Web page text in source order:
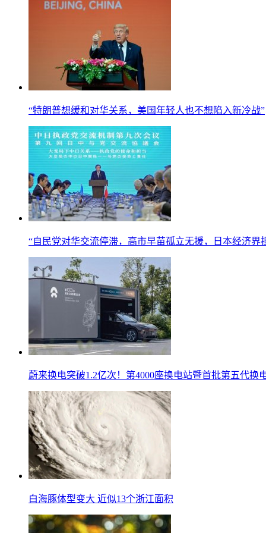
“特朗普想缓和对华关系，美国年轻人也不想陷入新冷战”
“自民党对华交流停滞，高市早苗孤立无援，日本经济界
蔚来换电突破1.2亿次！第4000座换电站暨首批第五代换
白海豚体型变大 近似13个浙江面积